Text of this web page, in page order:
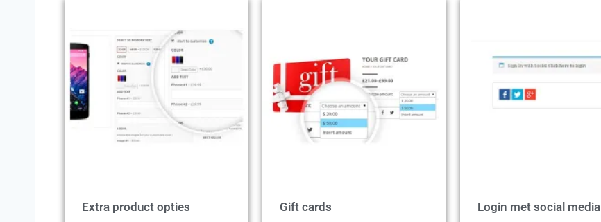
Extra product opties Gift cards Login met social media